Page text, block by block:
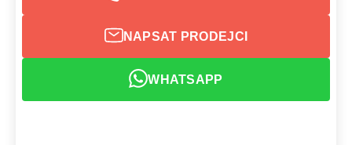
NAPSAT PRODEJCI
WHATSAPP